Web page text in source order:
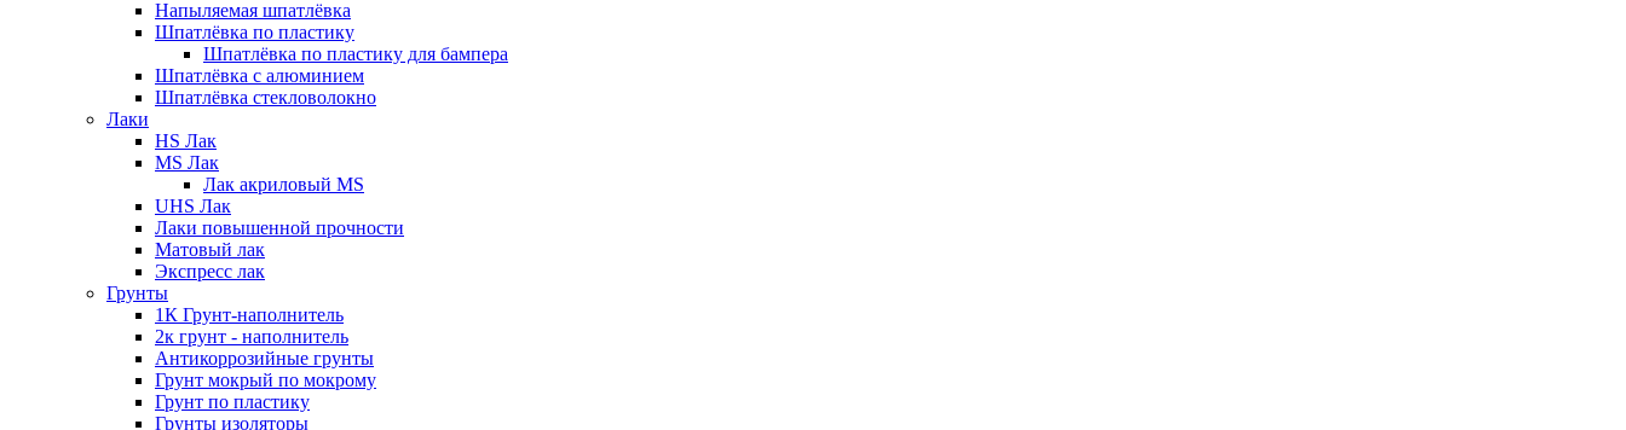
Напыляемая шпатлёвка
Шпатлёвка по пластику
Шпатлёвка по пластику для бампера
Шпатлёвка с алюминием
Шпатлёвка стекловолокно
Лаки
HS Лак
MS Лак
Лак акриловый MS
UHS Лак
Лаки повышенной прочности
Матовый лак
Экспресс лак
Грунты
1К Грунт-наполнитель
2к грунт - наполнитель
Антикоррозийные грунты
Грунт мокрый по мокрому
Грунт по пластику
Грунты изоляторы